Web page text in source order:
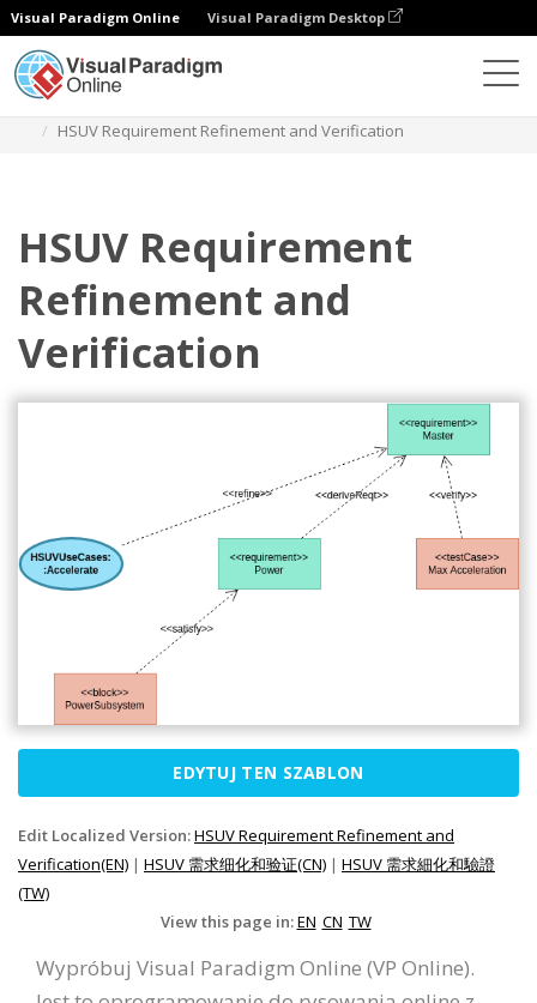
Visual Paradigm Online Visual Paradigm Desktop
HSUV Requirement Refinement and Verification
HSUV Requirement
Refinement and
Verification
EDYTUJ TEN SZABLON
Edit Localized Version:HSUV Requirement Refinement and
Verification(EN) | HSUV 需求细化和验证(CN) | HSUV 需求細化和驗證
(TW)
View this page in:EN CN TW
Wypróbuj Visual Paradigm Online (VP Online).